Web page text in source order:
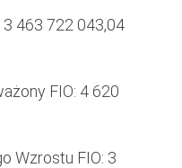
3 463 722 043,04
FIO: 4 620
Wzrostu FIO: 3